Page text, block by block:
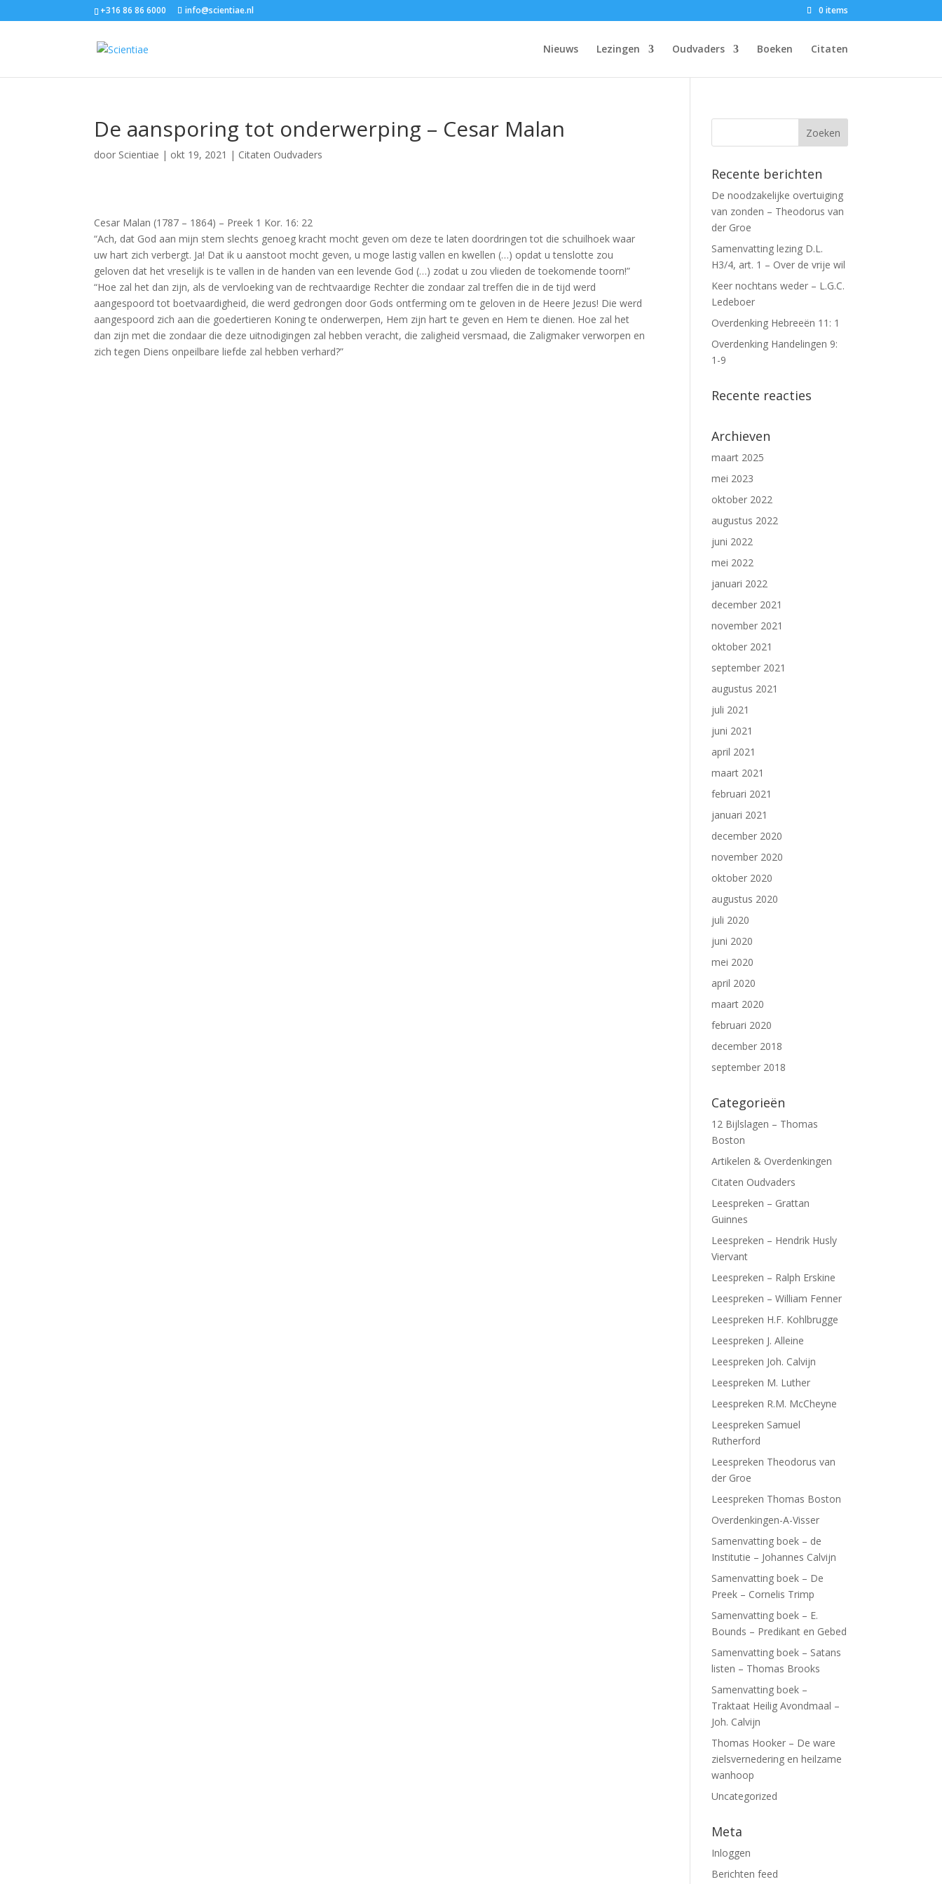
+316 86 86 6000 info@scientiae.nl 0 items
Nieuws Lezingen Oudvaders Boeken Citaten
De aansporing tot onderwerping – Cesar Malan
door Scientiae | okt 19, 2021 | Citaten Oudvaders
Cesar Malan (1787 – 1864) – Preek 1 Kor. 16: 22
“Ach, dat God aan mijn stem slechts genoeg kracht mocht geven om deze te laten doordringen tot die schuilhoek waar
uw hart zich verbergt. Ja! Dat ik u aanstoot mocht geven, u moge lastig vallen en kwellen (…) opdat u tenslotte zou
geloven dat het vreselijk is te vallen in de handen van een levende God (…) zodat u zou vlieden de toekomende toorn!”
“Hoe zal het dan zijn, als de vervloeking van de rechtvaardige Rechter die zondaar zal treffen die in de tijd werd
aangespoord tot boetvaardigheid, die werd gedrongen door Gods ontferming om te geloven in de Heere Jezus! Die werd
aangespoord zich aan die goedertieren Koning te onderwerpen, Hem zijn hart te geven en Hem te dienen. Hoe zal het
dan zijn met die zondaar die deze uitnodigingen zal hebben veracht, die zaligheid versmaad, die Zaligmaker verworpen en
zich tegen Diens onpeilbare liefde zal hebben verhard?”
Recente berichten
De noodzakelijke overtuiging
van zonden – Theodorus van
der Groe
Samenvatting lezing D.L.
H3/4, art. 1 – Over de vrije wil
Keer nochtans weder – L.G.C.
Ledeboer
Overdenking Hebreeën 11: 1
Overdenking Handelingen 9:
1-9
Recente reacties
Archieven
maart 2025
mei 2023
oktober 2022
augustus 2022
juni 2022
mei 2022
januari 2022
december 2021
november 2021
oktober 2021
september 2021
augustus 2021
juli 2021
juni 2021
april 2021
maart 2021
februari 2021
januari 2021
december 2020
november 2020
oktober 2020
augustus 2020
juli 2020
juni 2020
mei 2020
april 2020
maart 2020
februari 2020
december 2018
september 2018
Categorieën
12 Bijlslagen – Thomas
Boston
Artikelen & Overdenkingen
Citaten Oudvaders
Leespreken – Grattan
Guinnes
Leespreken – Hendrik Husly
Viervant
Leespreken – Ralph Erskine
Leespreken – William Fenner
Leespreken H.F. Kohlbrugge
Leespreken J. Alleine
Leespreken Joh. Calvijn
Leespreken M. Luther
Leespreken R.M. McCheyne
Leespreken Samuel
Rutherford
Leespreken Theodorus van
der Groe
Leespreken Thomas Boston
Overdenkingen-A-Visser
Samenvatting boek – de
Institutie – Johannes Calvijn
Samenvatting boek – De
Preek – Cornelis Trimp
Samenvatting boek – E.
Bounds – Predikant en Gebed
Samenvatting boek – Satans
listen – Thomas Brooks
Samenvatting boek –
Traktaat Heilig Avondmaal –
Joh. Calvijn
Thomas Hooker – De ware
zielsvernedering en heilzame
wanhoop
Uncategorized
Meta
Inloggen
Berichten feed